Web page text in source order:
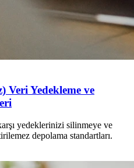
Veri Yedekleme ve
yedeklerinizi silinmeye ve
depolama standartları.